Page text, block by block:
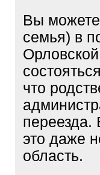
Вы можете
семья) в
что
переезда.
это даже
область.